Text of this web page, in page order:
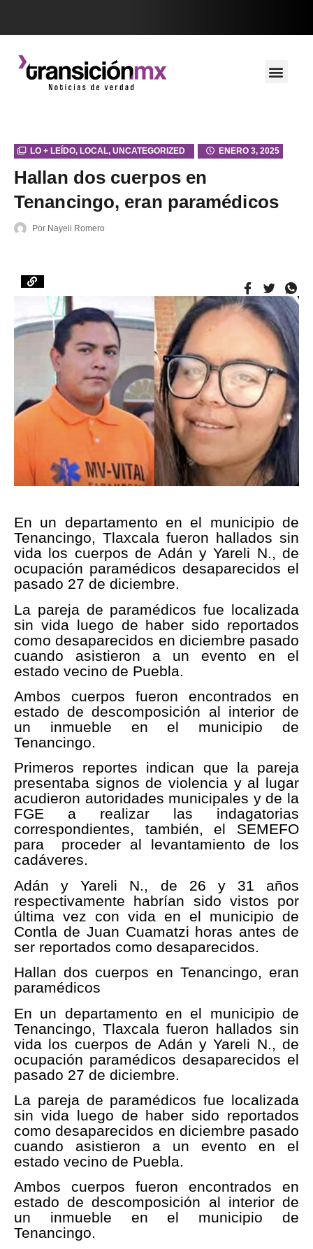
LO + LEÍDO, LOCAL, UNCATEGORIZED ENERO 3, 2025
Hallan dos cuerpos en
Tenancingo, eran paramédicos
Por Nayeli Romero
En un departamento en el municipio de
Tenancingo, Tlaxcala fueron hallados sin
vida los cuerpos de Adán y Yareli N., de
ocupación paramédicos desaparecidos el
pasado 27 de diciembre.
La pareja de paramédicos fue localizada
sin vida luego de haber sido reportados
como desaparecidos en diciembre pasado
cuando asistieron a un evento en el
estado vecino de Puebla.
Ambos cuerpos fueron encontrados en
estado de descomposición al interior de
un inmueble en el municipio de
Tenancingo.
Primeros reportes indican que la pareja
presentaba signos de violencia y al lugar
acudieron autoridades municipales y de la
FGE a realizar las indagatorias
correspondientes, también, el SEMEFO
para proceder al levantamiento de los
cadáveres.
Adán y Yareli N., de 26 y 31 años
respectivamente habrían sido vistos por
última vez con vida en el municipio de
Contla de Juan Cuamatzi horas antes de
ser reportados como desaparecidos.
Hallan dos cuerpos en Tenancingo, eran
paramédicos
En un departamento en el municipio de
Tenancingo, Tlaxcala fueron hallados sin
vida los cuerpos de Adán y Yareli N., de
ocupación paramédicos desaparecidos el
pasado 27 de diciembre.
La pareja de paramédicos fue localizada
sin vida luego de haber sido reportados
como desaparecidos en diciembre pasado
cuando asistieron a un evento en el
estado vecino de Puebla.
Ambos cuerpos fueron encontrados en
estado de descomposición al interior de
un inmueble en el municipio de
Tenancingo.